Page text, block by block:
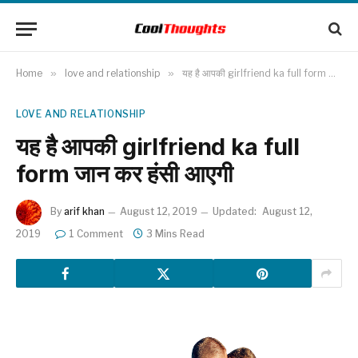
Home » love and relationship » यह है आपकी girlfriend ka full form जान कर हंसी आएगी
LOVE AND RELATIONSHIP
यह है आपकी girlfriend ka full
form जान कर हंसी आएगी
By arif khan August 12, 2019 Updated: August 12,
2019
1 Comment 3 Mins Read